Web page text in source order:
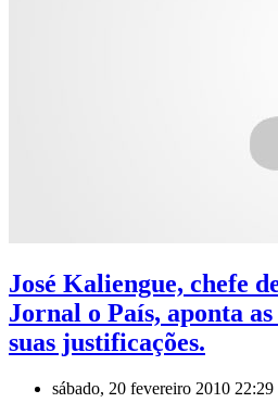
José Kaliengue, chefe
Jornal o País, aponta as
suas justificações.
sábado, 20 fevereiro 2010 22:29